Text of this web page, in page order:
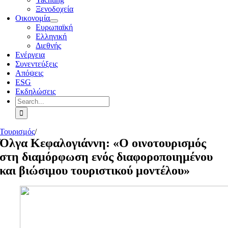
Ξενοδοχεία
Οικονομία
Ευρωπαϊκή
Ελληνική
Διεθνής
Ενέργεια
Συνεντεύξεις
Απόψεις
ESG
Εκδηλώσεις
Search
for:
Τουρισμός/
Όλγα Κεφαλογιάννη: «Ο οινοτουρισμός
στη διαμόρφωση ενός διαφοροποιημένου
και βιώσιμου τουριστικού μοντέλου»